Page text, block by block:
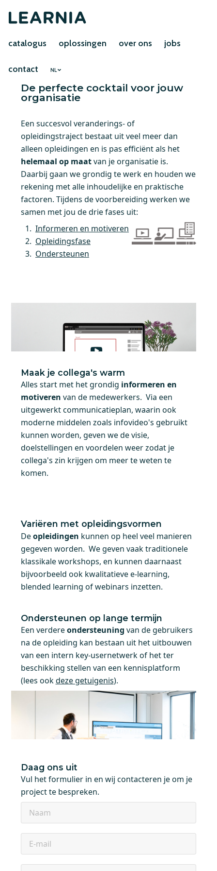
catalogus oplossingen over ons jobs
contact NL
De perfecte cocktail voor jouw
organisatie
Een succesvol veranderings- of
opleidingstraject bestaat uit veel meer dan
alleen opleidingen en is pas efficiënt als het
helemaal op maatvan je organisatie is.
Daarbij gaan we grondig te werk en houden we
rekening met alle inhoudelijke en praktische
factoren. Tijdens de voorbereiding werken we
samen met jou de drie fases uit:
Informeren en motiveren
Opleidingsfase
Ondersteunen
Maak je collega's warm
Alles start met het grondig informeren en
motiveren van de medewerkers. Via een
uitgewerkt communicatieplan, waarin ook
moderne middelen zoals infovideo's gebruikt
kunnen worden, geven we de visie,
doelstellingen en voordelen weer zodat je
collega's zin krijgen om meer te weten te
komen.
Variëren met opleidingsvormen
Deopleidingen kunnen op heel veel manieren
gegeven worden. We geven vaak traditionele
klassikale workshops, en kunnen daarnaast
bijvoorbeeld ook kwalitatieve e-learning,
blended learning of webinars inzetten.
Ondersteunen op lange termijn
Een verdereondersteuning van de gebruikers
na de opleiding kan bestaan uit het uitbouwen
van een intern key-usernetwerk of het ter
beschikking stellen van een kennisplatform
(lees ookdeze getuigenis).
Daag ons uit
Vul het formulier in en wij contacteren je om je
project te bespreken.